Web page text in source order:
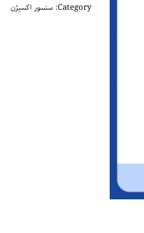
Category: سنسور اکسیژن